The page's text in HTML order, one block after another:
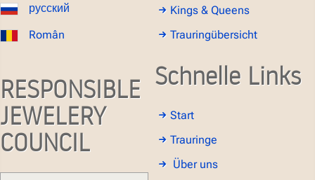
русский
Român
RESPONSIBLE
JEWELERY
COUNCIL
Kings & Queens
Trauringübersicht
Schnelle Links
Start
Trauringe
Über uns